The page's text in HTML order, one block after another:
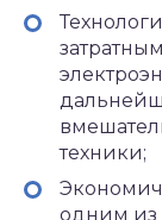
техники;
одним из